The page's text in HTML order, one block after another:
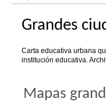
Grandes
Carta educativa urbana
institución educativa.
Mapas